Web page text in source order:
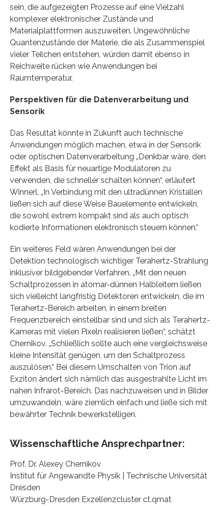
sein, die aufgezeigten Prozesse auf eine Vielzahl
komplexer elektronischer Zustände und
Materialplattformen auszuweiten. Ungewöhnliche
Quantenzustände der Materie, die als Zusammenspiel
vieler Teilchen entstehen, würden damit ebenso in
Reichweite rücken wie Anwendungen bei
Raumtemperatur.
Perspektiven für die Datenverarbeitung und
Sensorik
Das Resultat könnte in Zukunft auch technische
Anwendungen möglich machen, etwa in der Sensorik
oder optischen Datenverarbeitung „Denkbar wäre, den
Effekt als Basis für neuartige Modulatoren zu
verwenden, die schneller schalten können“, erläutert
Winnerl. „In Verbindung mit den ultradünnen Kristallen
ließen sich auf diese Weise Bauelemente entwickeln,
die sowohl extrem kompakt sind als auch optisch
kodierte Informationen elektronisch steuern können.“
Ein weiteres Feld wären Anwendungen bei der
Detektion technologisch wichtiger Terahertz-Strahlung
inklusiver bildgebender Verfahren. „Mit den neuen
Schaltprozessen in atomar-dünnen Halbleitern ließen
sich vielleicht langfristig Detektoren entwickeln, die im
Terahertz-Bereich arbeiten, in einem breiten
Frequenzbereich einstellbar sind und sich als Terahertz-
Kameras mit vielen Pixeln realisieren ließen“, schätzt
Chernikov. „Schließlich sollte auch eine vergleichsweise
kleine Intensität genügen, um den Schaltprozess
auszulösen.“ Bei diesem Umschalten von Trion auf
Exziton ändert sich nämlich das ausgestrahlte Licht im
nahen Infrarot-Bereich. Das nachzuweisen und in Bilder
umzuwandeln, wäre ziemlich einfach und ließe sich mit
bewährter Technik bewerkstelligen.
Wissenschaftliche Ansprechpartner:
Prof. Dr. Alexey Chernikov
Institut für Angewandte Physik | Technische Universität
Dresden
Würzburg-Dresden Exzellenzcluster ct.qmat